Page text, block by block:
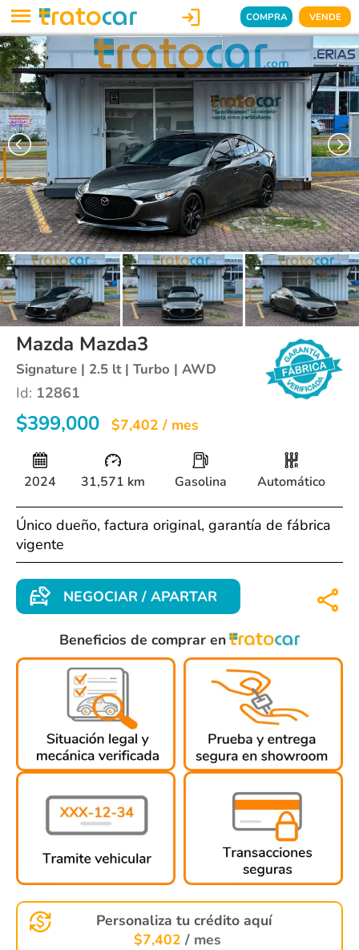
 COMPRA VENDE
Mazda Mazda3
Signature | 2.5 lt | Turbo | AWD
Id: 12861
$399,000 $7,402 / mes
2024 31,571 km Gasolina Automático
Único dueño, factura original, garantía de fábrica
vigente
NEGOCIAR / APARTAR
Beneficios de comprar en
Personaliza tu crédito aquí
$7,402 / mes